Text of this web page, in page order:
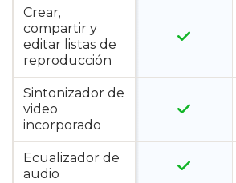
Crear,
compartir y
editar listas de
reproducción
Sintonizador de
video
incorporado
Ecualizador de
audio